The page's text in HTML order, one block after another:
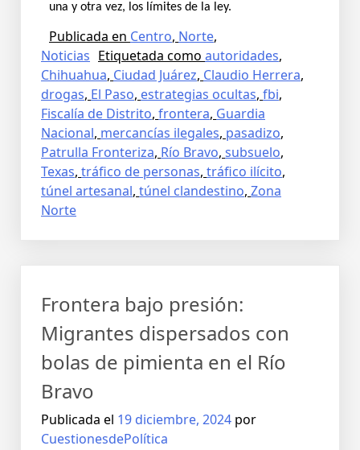
una y otra vez, los límites de la ley.
Publicada en Centro, Norte,
Noticias Etiquetada como autoridades,
Chihuahua, Ciudad Juárez, Claudio Herrera,
drogas, El Paso, estrategias ocultas, fbi,
Fiscalía de Distrito, frontera, Guardia
Nacional, mercancías ilegales, pasadizo,
Patrulla Fronteriza, Río Bravo, subsuelo,
Texas, tráfico de personas, tráfico ilícito,
túnel artesanal, túnel clandestino, Zona
Norte
Frontera bajo presión:
Migrantes dispersados con
bolas de pimienta en el Río
Bravo
Publicada el 19 diciembre, 2024 por
CuestionesdePolítica